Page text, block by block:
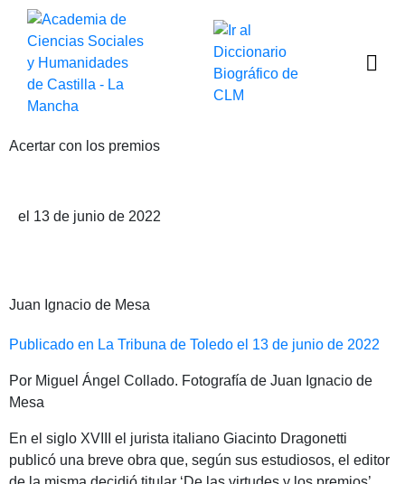
Acertar con los premios
el 13 de junio de 2022
Juan Ignacio de Mesa
Publicado en La Tribuna de Toledo el 13 de junio de 2022
Por Miguel Ángel Collado. Fotografía de Juan Ignacio de
Mesa
En el siglo XVIII el jurista italiano Giacinto Dragonetti
publicó una breve obra que, según sus estudiosos, el editor